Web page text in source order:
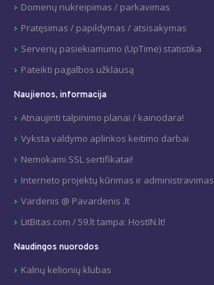
Domenų nukreipimas / parkavimas
Pratęsimas / papildymas / atsisakymas
Serverių pasiekiamumo (UpTime) statistika
Pateikti pagalbos užklausą
Naujienos, informacija
Atnaujinti talpinimo planai / kainodara!
Vyksta valdymo aplinkos keitimo darbai
Nemokami SSL sertifikatai!
Interneto projektų kūrimas ir administravimas
Vardenis @ Pavardenis .lt
LitBitas.com / 59.lt tampa: HostIN.lt!
Naudingos nuorodos
Kalnų kelionių klubas